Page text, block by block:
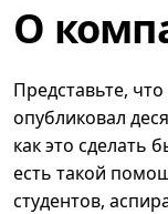
О
Представьте,
опубликовал
как это сделать
есть такой
студентов,